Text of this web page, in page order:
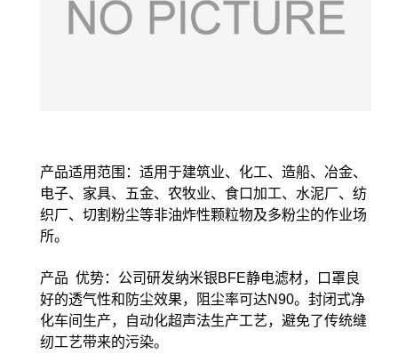
产品适用范围：适用于建筑业、化工、造船、冶金、
电子、家具、五金、农牧业、食口加工、水泥厂、纺
织厂、切割粉尘等非油炸性颗粒物及多粉尘的作业场
所。
产品 优势：公司研发纳米银BFE静电滤材，口罩良
好的透气性和防尘效果，阻尘率可达N90。封闭式净
化车间生产，自动化超声法生产工艺，避免了传统缝
纫工艺带来的污染。